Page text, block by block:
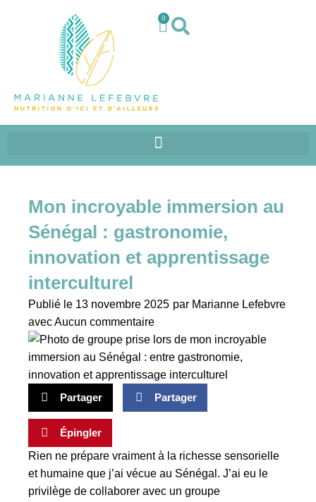
0
Mon incroyable immersion au
Sénégal : gastronomie,
innovation et apprentissage
interculturel
Publié le 13 novembre 2025 par Marianne Lefebvre
avecAucun commentaire
Partager Partager
Épingler
Rien ne prépare vraiment à la richesse sensorielle
et humaine que j’ai vécue au Sénégal. J’ai eu le
privilège de collaborer avec un groupe